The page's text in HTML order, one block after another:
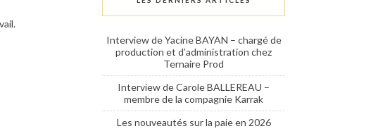
Interview de Yacine BAYAN – chargé de
production et d’administration chez
Ternaire Prod
Interview de Carole BALLEREAU –
membre de la compagnie Karrak
Les nouveautés sur la paie en 2026